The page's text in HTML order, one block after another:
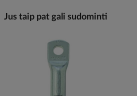
Jus taip pat gali sudominti